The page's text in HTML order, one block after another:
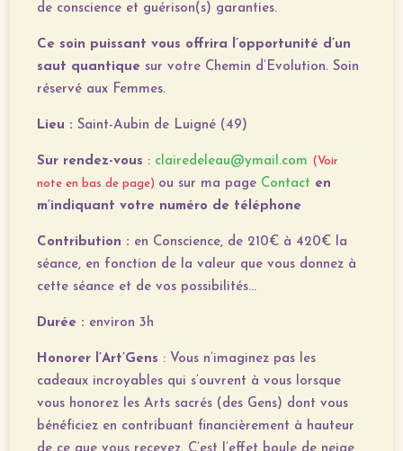
de conscience et guérison(s) garanties.
Ce soin puissant vous offrira l’opportunité d’un
saut quantique sur votre Chemin d’Evolution. Soin
réservé aux Femmes.
Lieu :Saint-Aubin de Luigné (49)
Sur rendez-vous : clairedeleau@ymail.com (Voir
note en bas de page) ou sur ma page Contact en
m’indiquant votre numéro de téléphone
Contribution : en Conscience, de 210€ à 420€ la
séance​, en fonction de la valeur que vous donnez à
cette séance et de vos possibilités…
Durée : environ 3h
Honorer l’Art’Gens : Vous n’imaginez pas les
cadeaux incroyables qui s’ouvrent à vous lorsque
vous honorez les Arts sacrés (des Gens) dont vous
bénéficiez en contribuant financièrement à hauteur